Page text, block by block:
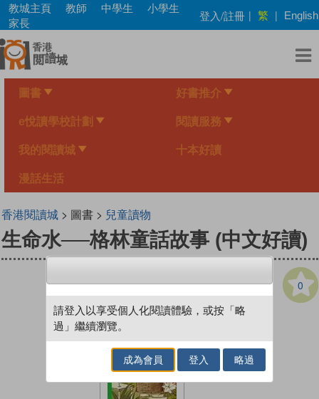
Skip
main
content
教城主頁 教師 中學生
小學生
家長
登入/註冊 | 繁 | English
圖書 好書推介
e悅讀學校計劃 閱讀服務
我的閱讀城 十本好讀
漫話生活
香港閱讀城> 圖書 > 兒童讀物
生命水──格林童話故事 (中文好讀)
0
請登入以享受個人化閱讀體驗，或按「略
過」繼續瀏覽。
成為會員 登入 略過